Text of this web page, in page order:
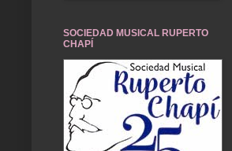
SOCIEDAD MUSICAL RUPERTO
CHAPÍ